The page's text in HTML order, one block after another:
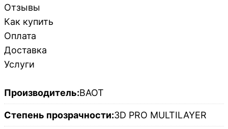
Отзывы
Как купить
Оплата
Доставка
Услуги
Производитель:BAOT
Степень прозрачности:3D PRO MULTILAYER